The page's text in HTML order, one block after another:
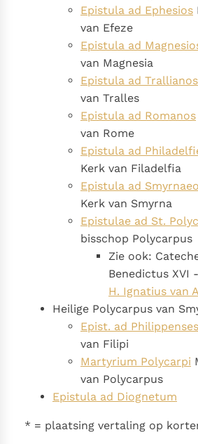
Het Vaticaan publiceert een nieuwe
van het Romeins martyrologium
Vaticaanse financiële waakhond
Paus spreekt het
Paus Leo XIV in Pavia: "De stad is
"naar het innerlijk" toe te keren.
RK Documenten stelt heel
kerkelijke documenten van de
Katholieke Kerk in het
en is volledig afhankelijk van
Ik help mee!
Epistula ad Ephesios
van Efeze
Epistula ad
van Magnesia
Epistula ad Trallianos
van Tralles
Epistula ad Romanos
van Rome
Epistula ad
Kerk van Filadelfia
Epistula ad
Kerk van Smyrna
Epistulae ad St.
bisschop Polycarpus
Zie ook:
Benedictus XVI -
H. Ignatius van
Heilige Polycarpus van
Epist. ad Philippenses
van Filipi
Martyrium Polycarpi
van Polycarpus
Epistula ad Diognetum
* = plaatsing vertaling op